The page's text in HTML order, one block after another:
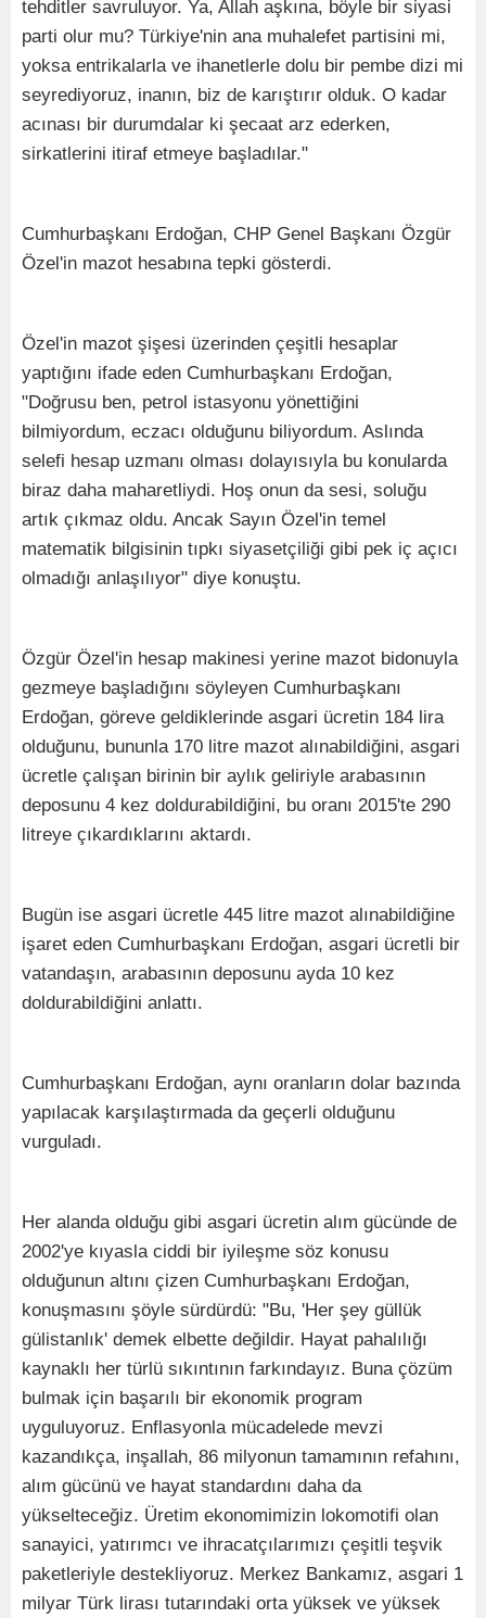
tehditler savruluyor. Ya, Allah aşkına, böyle bir siyasi
parti olur mu? Türkiye'nin ana muhalefet partisini mi,
yoksa entrikalarla ve ihanetlerle dolu bir pembe dizi mi
seyrediyoruz, inanın, biz de karıştırır olduk. O kadar
acınası bir durumdalar ki şecaat arz ederken,
sirkatlerini itiraf etmeye başladılar."
Cumhurbaşkanı Erdoğan, CHP Genel Başkanı Özgür
Özel'in mazot hesabına tepki gösterdi.
Özel'in mazot şişesi üzerinden çeşitli hesaplar
yaptığını ifade eden Cumhurbaşkanı Erdoğan,
"Doğrusu ben, petrol istasyonu yönettiğini
bilmiyordum, eczacı olduğunu biliyordum. Aslında
selefi hesap uzmanı olması dolayısıyla bu konularda
biraz daha maharetliydi. Hoş onun da sesi, soluğu
artık çıkmaz oldu. Ancak Sayın Özel'in temel
matematik bilgisinin tıpkı siyasetçiliği gibi pek iç açıcı
olmadığı anlaşılıyor" diye konuştu.
Özgür Özel'in hesap makinesi yerine mazot bidonuyla
gezmeye başladığını söyleyen Cumhurbaşkanı
Erdoğan, göreve geldiklerinde asgari ücretin 184 lira
olduğunu, bununla 170 litre mazot alınabildiğini, asgari
ücretle çalışan birinin bir aylık geliriyle arabasının
deposunu 4 kez doldurabildiğini, bu oranı 2015'te 290
litreye çıkardıklarını aktardı.
Bugün ise asgari ücretle 445 litre mazot alınabildiğine
işaret eden Cumhurbaşkanı Erdoğan, asgari ücretli bir
vatandaşın, arabasının deposunu ayda 10 kez
doldurabildiğini anlattı.
Cumhurbaşkanı Erdoğan, aynı oranların dolar bazında
yapılacak karşılaştırmada da geçerli olduğunu
vurguladı.
Her alanda olduğu gibi asgari ücretin alım gücünde de
2002'ye kıyasla ciddi bir iyileşme söz konusu
olduğunun altını çizen Cumhurbaşkanı Erdoğan,
konuşmasını şöyle sürdürdü: "Bu, 'Her şey güllük
gülistanlık' demek elbette değildir. Hayat pahalılığı
kaynaklı her türlü sıkıntının farkındayız. Buna çözüm
bulmak için başarılı bir ekonomik program
uyguluyoruz. Enflasyonla mücadelede mevzi
kazandıkça, inşallah, 86 milyonun tamamının refahını,
alım gücünü ve hayat standardını daha da
yükselteceğiz. Üretim ekonomimizin lokomotifi olan
sanayici, yatırımcı ve ihracatçılarımızı çeşitli teşvik
paketleriyle destekliyoruz. Merkez Bankamız, asgari 1
milyar Türk lirası tutarındaki orta yüksek ve yüksek